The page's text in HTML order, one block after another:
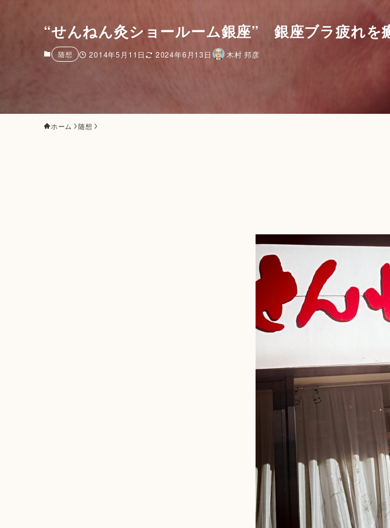
“せんねん灸ショールーム銀座” 銀座ブラ疲れを
随想 2014年5月11日 2024年6月13日 木村 邦彦
ホーム 随想